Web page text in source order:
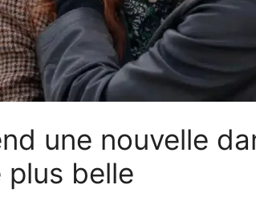
une nouvelle
plus belle